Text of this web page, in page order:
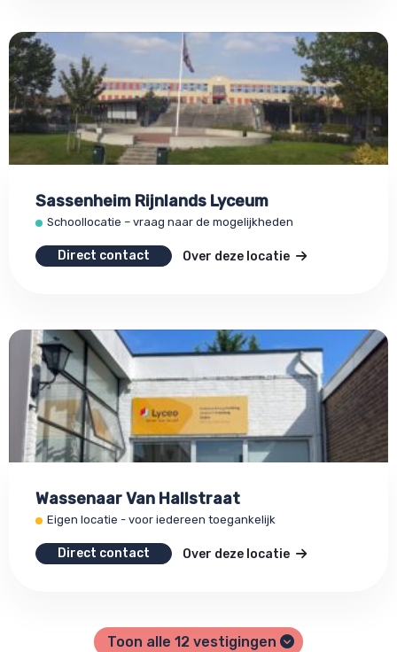
Sassenheim Rijnlands Lyceum
Schoollocatie – vraag naar de mogelijkheden
Direct contact Over deze locatie
Wassenaar Van Hallstraat
Eigen locatie - voor iedereen toegankelijk
Direct contact Over deze locatie
Toon alle 12 vestigingen